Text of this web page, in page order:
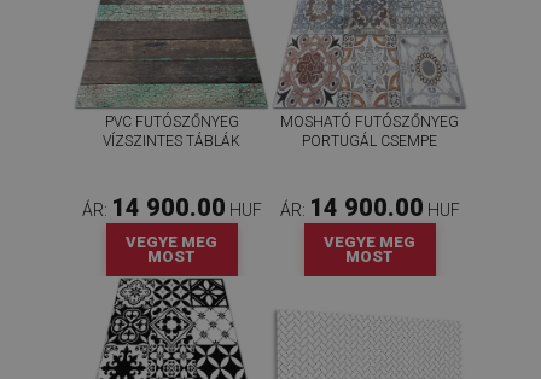
PVC FUTÓSZŐNYEG
VÍZSZINTES TÁBLÁK
ÁR: 14 900.00 HUF
VEGYE MEG
MOST
MOSHATÓ FUTÓSZŐNYEG
PORTUGÁL CSEMPE
ÁR: 14 900.00 HUF
VEGYE MEG
MOST